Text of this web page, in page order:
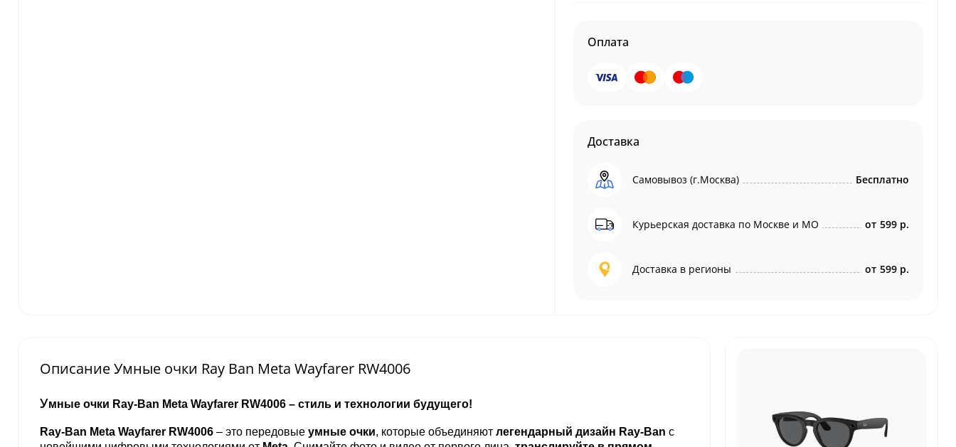
Оплата
Доставка
Самовывоз (г.Москва) Бесплатно
Курьерская доставка по Москве и МО от 599 р.
Доставка в регионы от 599 р.
Описание Умные очки Ray Ban Meta Wayfarer RW4006
Умные очки Ray-Ban Meta Wayfarer RW4006 – стиль и технологии будущего!
Ray-Ban Meta Wayfarer RW4006 – это передовые умные очки, которые объединяют легендарный дизайн Ray-Ban с